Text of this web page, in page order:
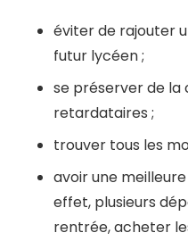
éviter de rajouter
futur lycéen ;
se préserver de la
retardataires ;
trouver tous les
avoir une
effet, plusieurs
rentrée, acheter